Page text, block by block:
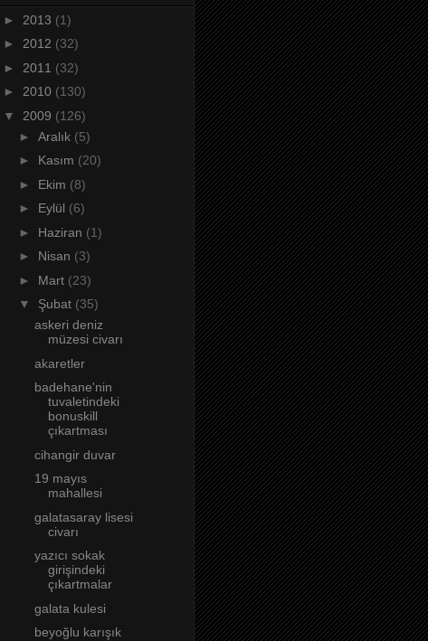
► 2013 (1)
► 2012 (32)
► 2011 (32)
► 2010 (130)
▼ 2009 (126)
► Aralık (5)
► Kasım (20)
► Ekim (8)
► Eylül (6)
► Haziran (1)
► Nisan (3)
► Mart (23)
▼ Şubat (35)
askeri deniz
müzesi civarı
akaretler
badehane'nin
tuvaletindeki
bonuskill
çıkartması
cihangir duvar
19 mayıs
mahallesi
galatasaray lisesi
civarı
yazıcı sokak
girişindeki
çıkartmalar
galata kulesi
beyoğlu karışık